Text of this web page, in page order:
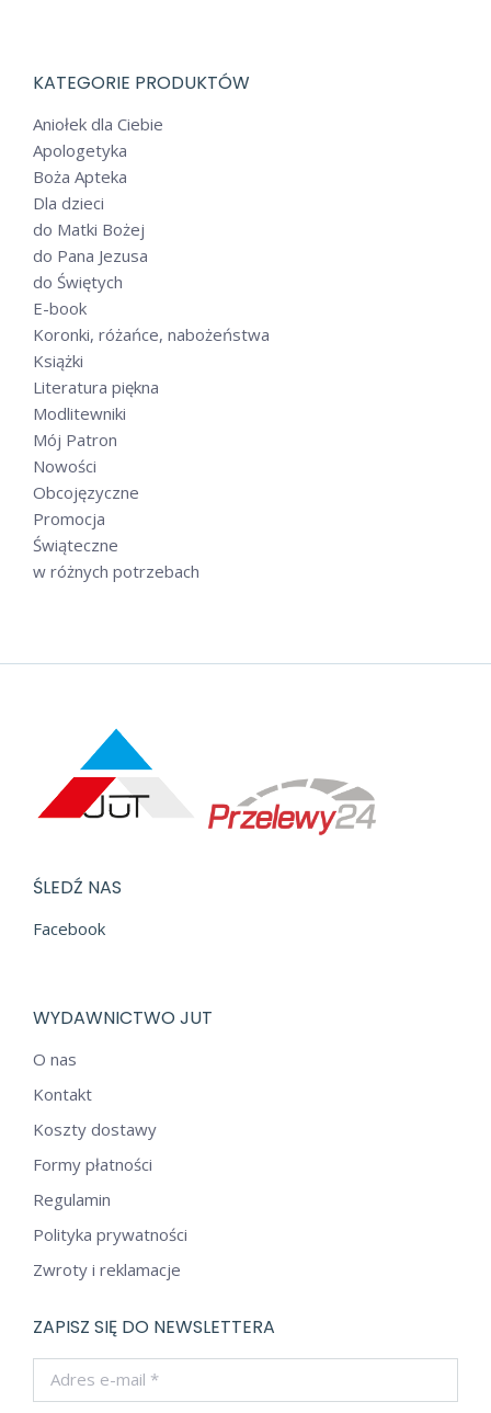
KATEGORIE PRODUKTÓW
Aniołek dla Ciebie
Apologetyka
Boża Apteka
Dla dzieci
do Matki Bożej
do Pana Jezusa
do Świętych
E-book
Koronki, różańce, nabożeństwa
Książki
Literatura piękna
Modlitewniki
Mój Patron
Nowości
Obcojęzyczne
Promocja
Świąteczne
w różnych potrzebach
ŚLEDŹ NAS
Facebook
WYDAWNICTWO JUT
O nas
Kontakt
Koszty dostawy
Formy płatności
Regulamin
Polityka prywatności
Zwroty i reklamacje
ZAPISZ SIĘ DO NEWSLETTERA